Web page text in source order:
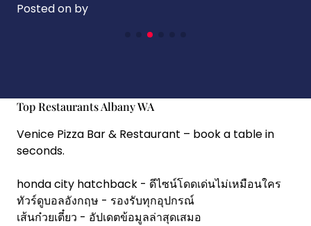
Top Restaurants Albany WA
Venice Pizza Bar & Restaurant – book a table in
seconds.
honda city hatchback - ดีไซน์โดดเด่นไม่เหมือนใคร
ทัวร์ดูบอลอังกฤษ - รองรับทุกอุปกรณ์
เส้นก๋วยเตี๋ยว - อัปเดตข้อมูลล่าสุดเสมอ